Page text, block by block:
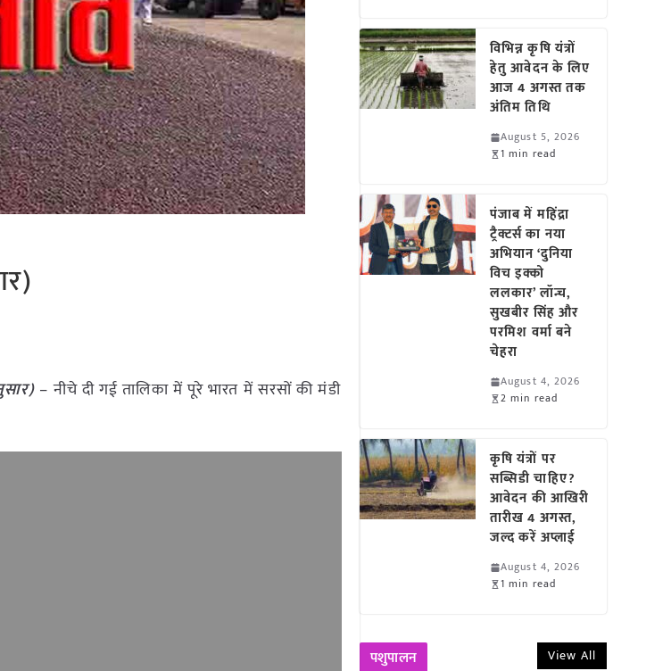
– नीचे दी गई तालिका में पूरे भारत में सरसों की मंडी
विभिन्न कृषि यंत्रों
हेतु आवेदन के लिए
आज 4 अगस्त तक
अंतिम तिथि
August 5, 2026
1 min read
पंजाब में महिंद्रा
ट्रैक्टर्स का नया
अभियान ‘दुनिया
विच इक्को
ललकार’ लॉन्च,
सुखबीर सिंह और
परमिश वर्मा बने
चेहरा
August 4, 2026
2 min read
कृषि यंत्रों पर
सब्सिडी चाहिए?
आवेदन की आखिरी
तारीख 4 अगस्त,
जल्द करें अप्लाई
August 4, 2026
1 min read
पशुपालन View All